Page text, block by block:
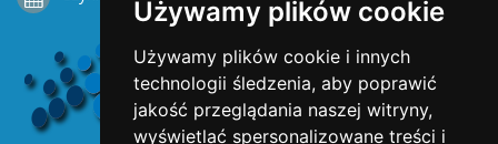
Używamy plików cookie
Używamy plików cookie i innych
technologii śledzenia, aby poprawić
jakość przeglądania naszej witryny,
wyświetlać spersonalizowane treści i